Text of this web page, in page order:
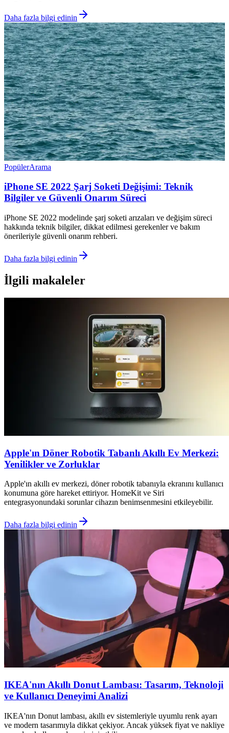
Daha fazla bilgi edinin
PopülerArama
iPhone SE 2022 Şarj Soketi Değişimi: Teknik
Bilgiler ve Güvenli Onarım Süreci
iPhone SE 2022 modelinde şarj soketi arızaları ve değişim süreci
hakkında teknik bilgiler, dikkat edilmesi gerekenler ve bakım
önerileriyle güvenli onarım rehberi.
Daha fazla bilgi edinin
İlgili makaleler
Apple'ın Döner Robotik Tabanlı Akıllı Ev Merkezi:
Yenilikler ve Zorluklar
Apple'ın akıllı ev merkezi, döner robotik tabanıyla ekranını kullanıcı
konumuna göre hareket ettiriyor. HomeKit ve Siri
entegrasyonundaki sorunlar cihazın benimsenmesini etkileyebilir.
Daha fazla bilgi edinin
IKEA'nın Akıllı Donut Lambası: Tasarım, Teknoloji
ve Kullanıcı Deneyimi Analizi
IKEA'nın Donut lambası, akıllı ev sistemleriyle uyumlu renk ayarı
ve modern tasarımıyla dikkat çekiyor. Ancak yüksek fiyat ve nakliye